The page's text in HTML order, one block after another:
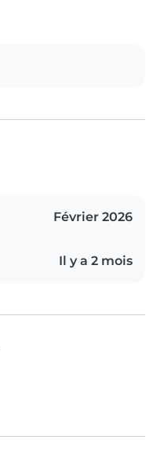
Février 2026
Il y a 2 mois